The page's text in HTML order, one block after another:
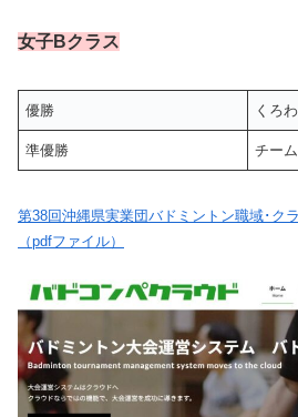
女子Bクラス
優勝 くろ
準優勝 チー
第38回沖縄県実業団バドミントン職域･ク
（pdfファイル）